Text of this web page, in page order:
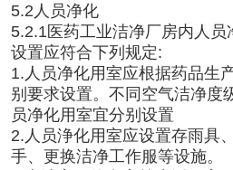
5.2人员净化
5.2.1医药工业洁净厂房内人
设置应符合下列规定:
1.人员净化用室应根据药品生
别要求设置。不同空气洁净度
员净化用室宜分别设置
2.人员浄化用室应设置存雨具
手、更换洁净工作服等设施。